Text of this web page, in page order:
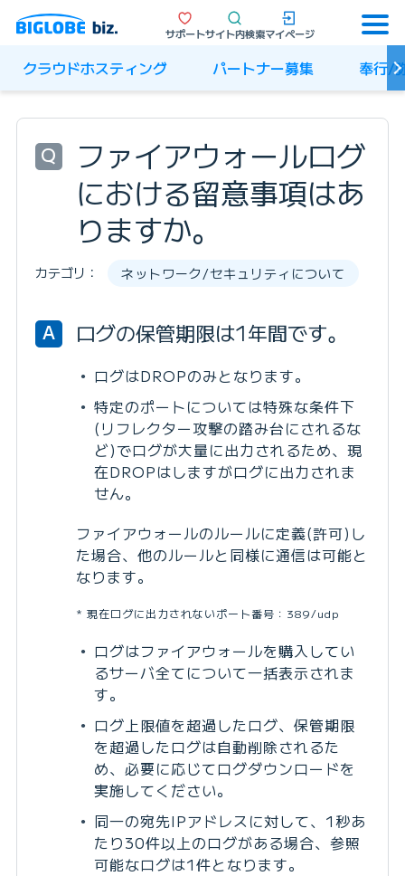
サポートサイト内検索マイページ
クラウドホスティング パートナー募集 奉行/
Q
ファイアウォールログ
における留意事項はあ
りますか。
カテゴリ： ネットワーク/セキュリティについて
A ログの保管期限は1年間です。
ログはDROPのみとなります。
特定のポートについては特殊な条件下
(リフレクター攻撃の踏み台にされるな
ど)でログが大量に出力されるため、現
在DROPはしますがログに出力されま
せん。
ファイアウォールのルールに定義(許可)し
た場合、他のルールと同様に通信は可能と
なります。
現在ログに出力されないポート番号：389/udp
ログはファイアウォールを購入してい
るサーバ全てについて一括表示されま
す。
ログ上限値を超過したログ、保管期限
を超過したログは自動削除されるた
め、必要に応じてログダウンロードを
実施してください。
同一の宛先IPアドレスに対して、1秒あ
たり30件以上のログがある場合、参照
可能なログは1件となります。